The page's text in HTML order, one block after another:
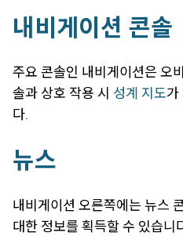
내비게이션 콘솔
주요 콘솔인 내비게이션은 오
솔과 상호 작용 시 성계 지도가
다.
뉴스
내비게이션 오른쪽에는 뉴스
대한 정보를 획득할 수 있습니